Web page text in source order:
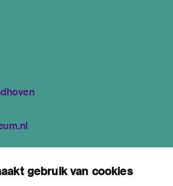
gebruik van cookies